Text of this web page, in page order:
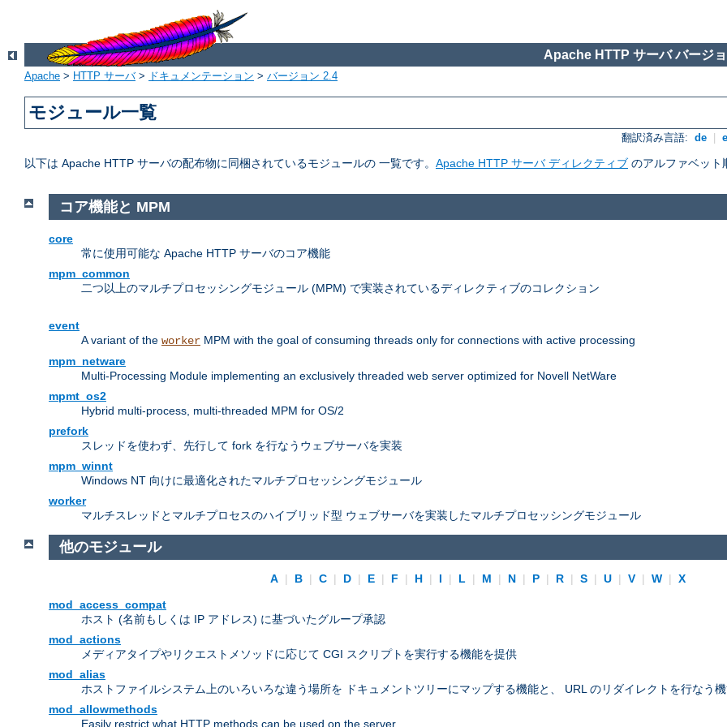
Apache HTTP サーバ バージ
Apache > HTTP サーバ> ドキュメンテーション > バージョン 2.4
モジュール一覧
翻訳済み言語: de
以下は Apache HTTP サーバの配布物に同梱されているモジュールの 一覧です。 Apache HTTP サーバ ディレクティブ のアルファベット
コア機能と MPM
core
常に使用可能な Apache HTTP サーバのコア機能
mpm_common
二つ以上のマルチプロセッシングモジュール (MPM) で実装されているディレクティブのコレクション
event
A variant of the worker MPM with the goal of consuming threads only for connections with active processing
mpm_netware
Multi-Processing Module implementing an exclusively threaded web server optimized for Novell NetWare
mpmt_os2
Hybrid multi-process, multi-threaded MPM for OS/2
prefork
スレッドを使わず、先行して fork を行なうウェブサーバを実装
mpm_winnt
Windows NT 向けに最適化されたマルチプロセッシングモジュール
worker
マルチスレッドとマルチプロセスのハイブリッド型 ウェブサーバを実装したマルチプロセッシングモジュール
他のモジュール
A | B | C | D | E | F | H | I | L | M | N | P | R | S | U | V | W |
X
mod_access_compat
ホスト (名前もしくは IP アドレス) に基づいたグループ承認
mod_actions
メディアタイプやリクエストメソッドに応じて CGI スクリプトを実行する機能を提供
mod_alias
ホストファイルシステム上のいろいろな違う場所を ドキュメントツリーにマップする機能と、 URL のリダイレクトを行なう
mod_allowmethods
Easily restrict what HTTP methods can be used on the server